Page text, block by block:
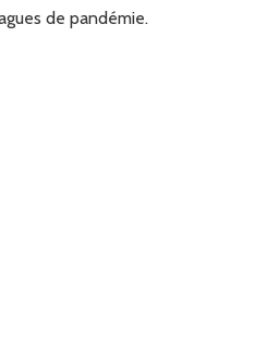
de pandémie.